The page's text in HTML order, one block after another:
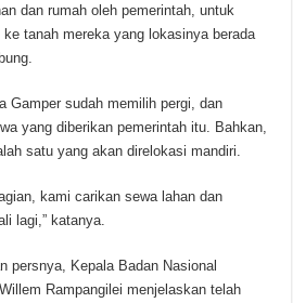
dan rumah oleh pemerintah, untuk
tanah mereka yang lokasinya berada
Gamper sudah memilih pergi, dan
yang diberikan pemerintah itu. Bahkan,
satu yang akan direlokasi mandiri.
kami carikan sewa lahan dan
lagi,” katanya.
persnya, Kepala Badan Nasional
Rampangilei menjelaskan telah